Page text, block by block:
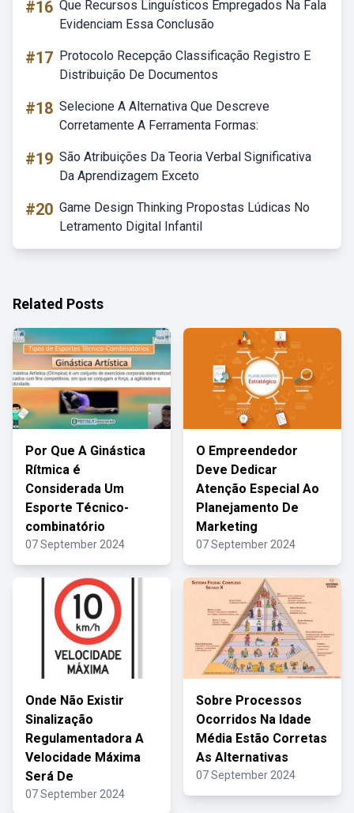
#16 Que Recursos Linguísticos Empregados Na Fala
Evidenciam Essa Conclusão
#17 Protocolo Recepção Classificação Registro E
Distribuição De Documentos
#18 Selecione A Alternativa Que Descreve
Corretamente A Ferramenta Formas:
#19 São Atribuições Da Teoria Verbal Significativa
Da Aprendizagem Exceto
#20 Game Design Thinking Propostas Lúdicas No
Letramento Digital Infantil
Related Posts
Por Que A Ginástica
Rítmica é
Considerada Um
Esporte Técnico-
combinatório
07 September 2024
O Empreendedor
Deve Dedicar
Atenção Especial Ao
Planejamento De
Marketing
07 September 2024
Onde Não Existir
Sinalização
Regulamentadora A
Velocidade Máxima
Será De
07 September 2024
Sobre Processos
Ocorridos Na Idade
Média Estão Corretas
As Alternativas
07 September 2024